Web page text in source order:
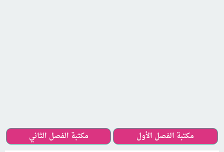
مكتبة الفصل الأول مكتبة الفصل الثاني